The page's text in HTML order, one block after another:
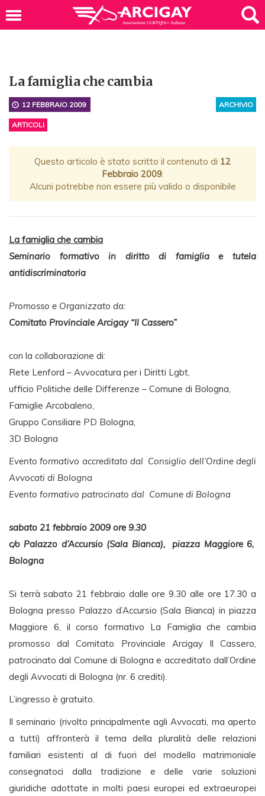
La famiglia che cambia
ARCHIVIO
12 FEBBRAIO 2009
ARTICOLI
Questo articolo è stato scritto il contenuto di 12
Febbraio 2009.
Alcuni potrebbe non essere più valido o disponibile
La famiglia che cambia
Seminario formativo in diritto di famiglia e tutela
antidiscriminatoria
Promosso e Organizzato da:
Comitato Provinciale Arcigay “Il Cassero”
con la collaborazione di:
Rete Lenford – Avvocatura per i Diritti Lgbt,
ufficio Politiche delle Differenze – Comune di Bologna,
Famiglie Arcobaleno,
Gruppo Consiliare PD Bologna,
3D Bologna
Evento formativo accreditato dal Consiglio dell’Ordine degli
Avvocati di Bologna
Evento formativo patrocinato dal Comune di Bologna
sabato 21 febbraio 2009 ore 9.30
c/o Palazzo d’Accursio (Sala Bianca), piazza Maggiore 6,
Bologna
Si terrà sabato 21 febbraio dalle ore 9.30 alle ore 17.30 a
Bologna presso Palazzo d’Accursio (Sala Bianca) in piazza
Maggiore 6, il corso formativo La Famiglia che cambia
promosso dal Comitato Provinciale Arcigay Il Cassero,
patrocinato dal Comune di Bologna e accreditato dall’Ordine
degli Avvocati di Bologna (nr. 6 crediti).
L’ingresso è gratuito.
Il seminario (rivolto principalmente agli Avvocati, ma aperto
a tutti) affronterà il tema della pluralità delle relazioni
familiari esistenti al di fuori del modello matrimoniale
consegnatoci dalla tradizione e delle varie soluzioni
giuridiche adottate in molti paesi europei ed extraeuropei